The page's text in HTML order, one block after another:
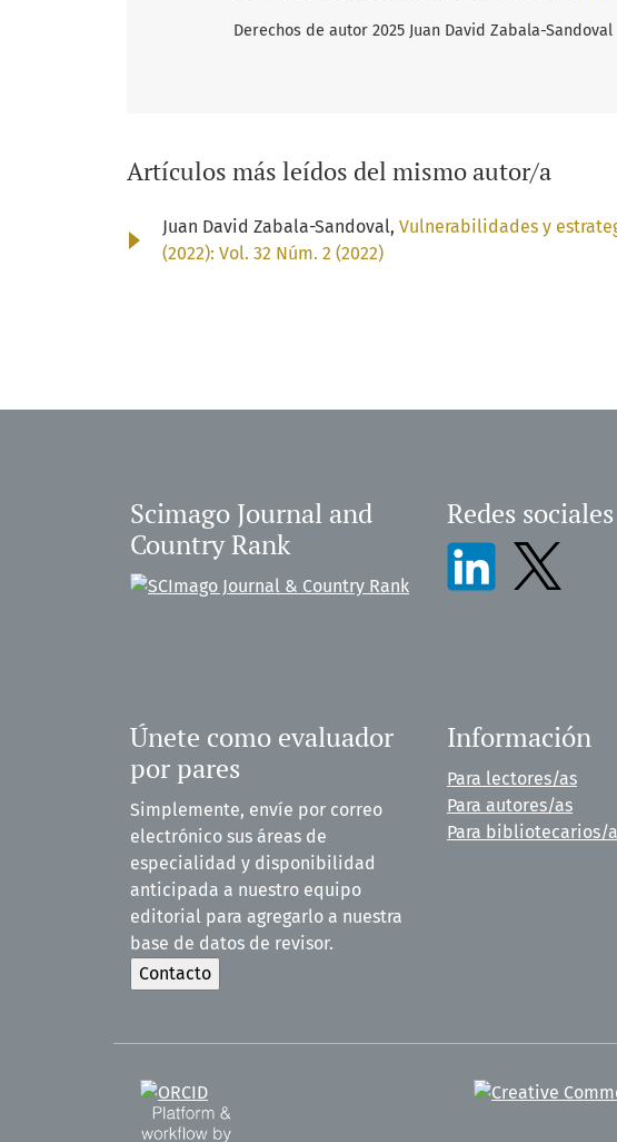
Derechos de autor 2025 Juan David Zabala-Sandoval
Artículos más leídos del mismo autor/a
Juan David Zabala-Sandoval, Vulnerabilidades y
(2022): Vol. 32 Núm. 2 (2022)
Scimago Journal and
Country Rank
Redes sociales
Únete como evaluador
por pares
Simplemente, envíe por correo
electrónico sus áreas de
especialidad y disponibilidad
anticipada a nuestro equipo
editorial para agregarlo a nuestra
base de datos de revisor.
Información
Para lectores/as
Para autores/as
Para bibliotecarios/